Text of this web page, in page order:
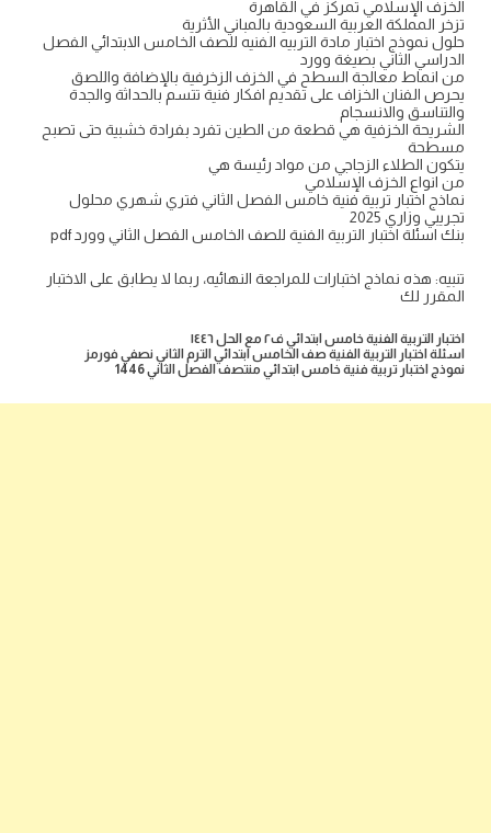
الخزف الإسلامي تمركز في القاهرة
تزخر المملكة العربية السعودية بالمباني الأثرية
حلول نموذج اختبار مادة التربيه الفنيه للصف الخامس الابتدائي الفصل
الدراسي الثاني بصيغة وورد
من انماط معالجة السطح في الخزف الزخرفية بالإضافة واللصق
يحرص الفنان الخزاف على تقديم افكار فنية تتسم بالحداثة والجدة
والتناسق والانسجام
الشريحة الخزفية هي قطعة من الطين تفرد بفرادة خشبية حتى تصبح
مسطحة
يتكون الطلاء الزجاجي من مواد رئيسة هي
من انواع الخزف الإسلامي
نماذج اختبار تربية فنية خامس الفصل الثاني فتري شهري محلول
تجريبي وزاري 2025
بنك اسئلة اختبار التربية الفنية للصف الخامس الفصل الثاني وورد pdf
تنبيه: هذه نماذج اختبارات للمراجعة النهائيه، ربما لا يطابق على الاختبار
المقرر لك
اختبار التربية الفنية خامس ابتدائي ف٢ مع الحل ١٤٤٦
اسئلة اختبار التربية الفنية صف الخامس ابتدائي الترم الثاني نصفي فورمز
نموذج اختبار تربية فنية خامس ابتدائي منتصف الفصل الثاني 1446